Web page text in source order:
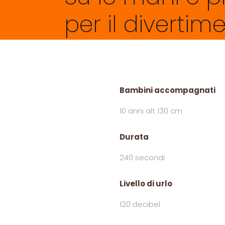
per il
Bambini accompagnati
10 anni alt 130 cm
Durata
240 secondi
Livello di urlo
120 decibel